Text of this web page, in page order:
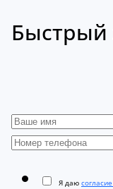
Быстрый
Я даю